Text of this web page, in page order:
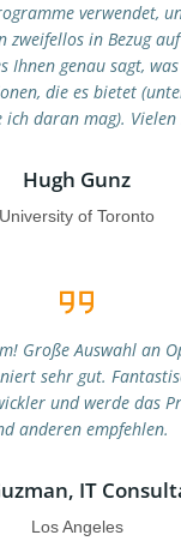
verwendet,
in Bezug
Ihnen genau sagt,
die es bietet
ich daran mag). Vielen
Hugh Gunz
University of Toronto
Große Auswahl an
sehr gut.
und werde das
anderen empfehlen.
IT
Los Angeles